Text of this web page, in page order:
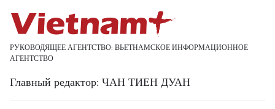
РУКОВОДЯЩЕЕ АГЕНТСТВО: ВЬЕТНАМСКОЕ ИНФОРМАЦИОННОЕ
АГЕНТСТВО
Главный редактор: ЧАН ТИЕН ДУАН